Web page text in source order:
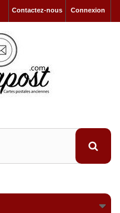
Connexion
Contactez-nous